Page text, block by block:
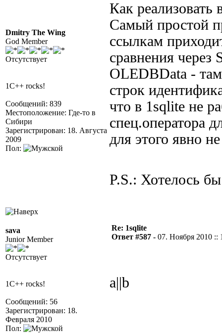
Dmitry The Wing
God Member
Отсутствует
1C++ rocks!
Сообщений: 839
Местоположение: Где-то в
Сибири
Зарегистрирован: 18. Августа
2009
Пол:
Как реализовать
Самый простой
ссылкам
сравнения через
OLEDBData -
строк
что в 1sqlite не
спец.оператора
для этого явно
P.S.: Хотелось
sava
Junior Member
Отсутствует
1C++ rocks!
Сообщений: 56
Зарегистрирован: 18.
Февраля 2010
Пол:
Re: 1sqlite
Ответ #587 - 07. Ноября 2010 ::
a||b